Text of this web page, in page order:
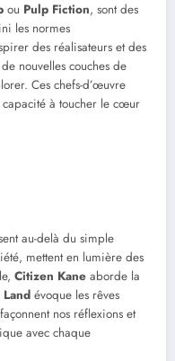
ou Pulp Fiction, sont des
les normes
des réalisateurs et des
nouvelles couches de
Ces chefs-d’œuvre
capacité à toucher le cœur
au-delà du simple
mettent en lumière des
Citizen Kane aborde la
Land évoque les rêves
nos réflexions et
avec chaque